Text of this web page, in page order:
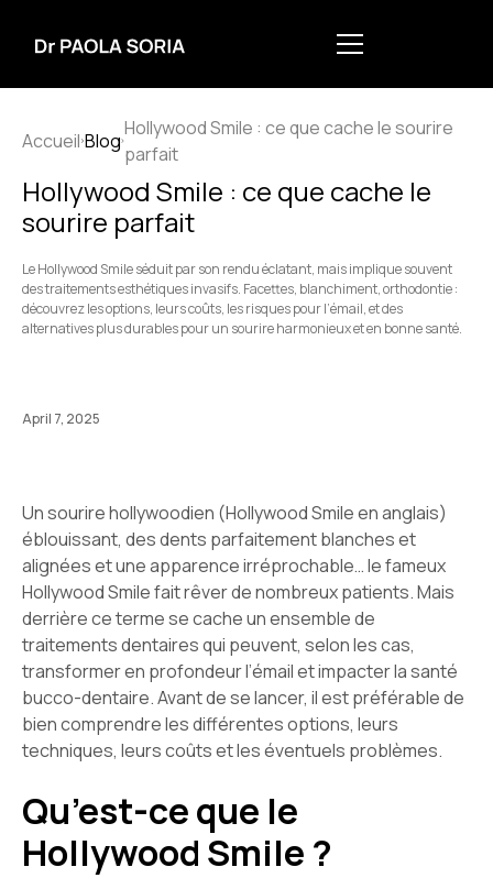
Accueil Blog
Hollywood Smile : ce que cache le sourire
parfait
Hollywood Smile : ce que cache le
sourire parfait
Le Hollywood Smile séduit par son rendu éclatant, mais implique souvent
des traitements esthétiques invasifs. Facettes, blanchiment, orthodontie :
découvrez les options, leurs coûts, les risques pour l’émail, et des
alternatives plus durables pour un sourire harmonieux et en bonne santé.
April 7, 2025
Un sourire hollywoodien (Hollywood Smile en anglais)
éblouissant, des dents parfaitement blanches et
alignées et une apparence irréprochable… le fameux
Hollywood Smile fait rêver de nombreux patients. Mais
derrière ce terme se cache un ensemble de
traitements dentaires qui peuvent, selon les cas,
transformer en profondeur l’émail et impacter la santé
bucco-dentaire. Avant de se lancer, il est préférable de
bien comprendre les différentes options, leurs
techniques, leurs coûts et les éventuels problèmes.
Qu’est-ce que le
Hollywood Smile ?